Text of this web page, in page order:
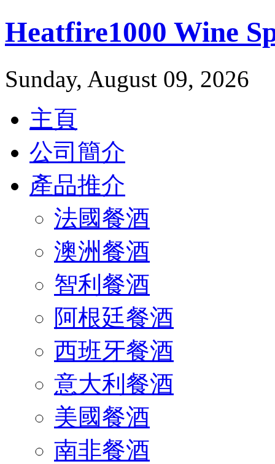
Heatfire1000 Wine
Sunday, August 09, 2026
主頁
公司簡介
產品推介
法國餐酒
澳洲餐酒
智利餐酒
阿根廷餐酒
西班牙餐酒
意大利餐酒
美國餐酒
南非餐酒